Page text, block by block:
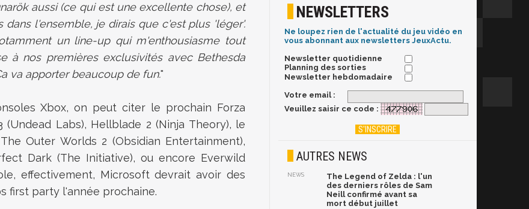
aussi (ce qui est une excellente chose), et
dans l'ensemble, je dirais que c'est plus 'léger'.
un line-up qui m'enthousiasme tout
à nos premières exclusivités avec Bethesda
va apporter beaucoup de fun."
Xbox, on peut citer le prochain Forza
Labs), Hellblade 2 (Ninja Theory), le
Outer Worlds 2 (Obsidian Entertainment),
Dark (The Initiative), ou encore Everwild
effectivement, Microsoft devrait avoir des
first party l'année prochaine.
NEWSLETTERS
Ne loupez rien de l'actualité du jeu vidéo en
vous abonnant aux newsletters JeuxActu.
Newsletter quotidienne
Planning des sorties
Newsletter hebdomadaire
Votre email :
Veuillez saisir ce code :
AUTRES NEWS
NEWS
The Legend of Zelda : l'un
des derniers rôles de Sam
Neill confirmé avant sa
mort début juillet